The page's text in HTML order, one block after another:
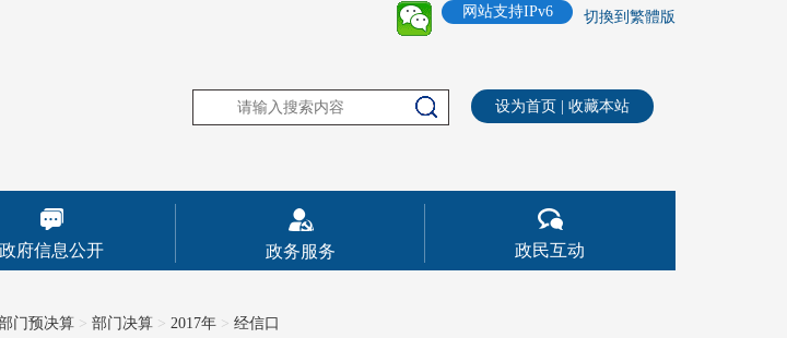
切換到繁體版
网站支持IPv6
设为首页 收藏本站
政府信息公开 政务服务 政民互动
门预决算 > 部门决算 > 2017年 > 经信口